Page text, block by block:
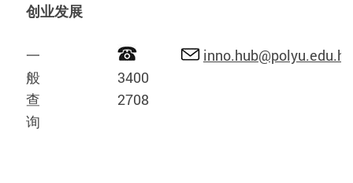
创业发展
一
般
查
询
3400
2708
inno.hub@polyu.edu.hk